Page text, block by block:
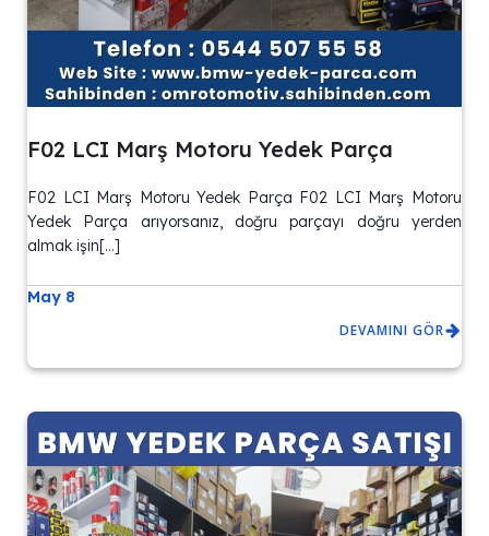
F02 LCI Marş Motoru Yedek Parça
F02 LCI Marş Motoru Yedek Parça F02 LCI Marş Motoru
Yedek Parça arıyorsanız, doğru parçayı doğru yerden
almak işin[…]
May 8
DEVAMINI GÖR